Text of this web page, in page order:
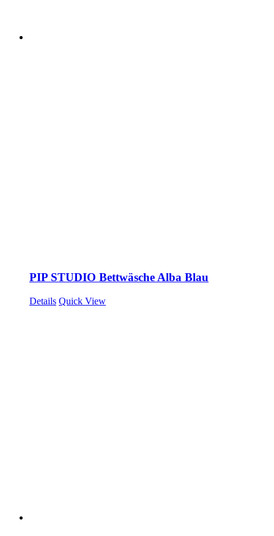
PIP STUDIO Bettwäsche Alba Blau
Details Quick View